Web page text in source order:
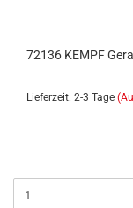
72136 KEMPF
Lieferzeit: 2-3 Tage